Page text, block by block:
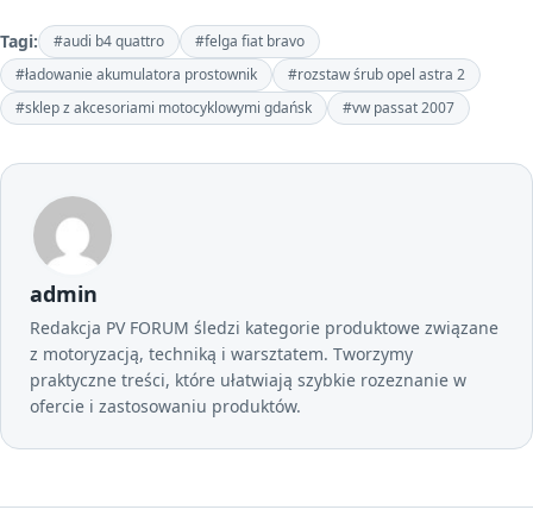
Tagi: #audi b4 quattro
#felga fiat bravo
#ładowanie akumulatora prostownik
#rozstaw śrub opel astra 2
#sklep z akcesoriami motocyklowymi gdańsk
#vw passat 2007
admin
Redakcja PV FORUM śledzi kategorie produktowe związane
z motoryzacją, techniką i warsztatem. Tworzymy
praktyczne treści, które ułatwiają szybkie rozeznanie w
ofercie i zastosowaniu produktów.